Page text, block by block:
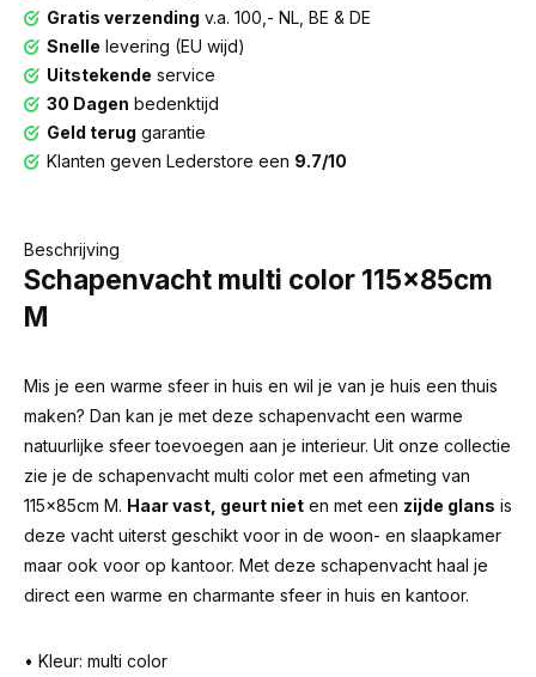
Gratis verzending v.a. 100,- NL, BE & DE
Snelle levering (EU wijd)
Uitstekende service
30 Dagen bedenktijd
Geld terug garantie
Klanten geven Lederstore een 9.7/10
Beschrijving
Schapenvacht multi color 115x85cm
M
Mis je een warme sfeer in huis en wil je van je huis een thuis
maken? Dan kan je met deze schapenvacht een warme
natuurlijke sfeer toevoegen aan je interieur. Uit onze collectie
zie je de schapenvacht multi color met een afmeting van
115x85cm M. Haar vast, geurt niet en met een zijde glans is
deze vacht uiterst geschikt voor in de woon- en slaapkamer
maar ook voor op kantoor. Met deze schapenvacht haal je
direct een warme en charmante sfeer in huis en kantoor.
• Kleur: multi color